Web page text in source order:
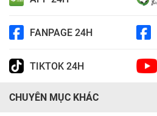
FANPAGE 24H
TIKTOK 24H
CHUYÊN MỤC KHÁC